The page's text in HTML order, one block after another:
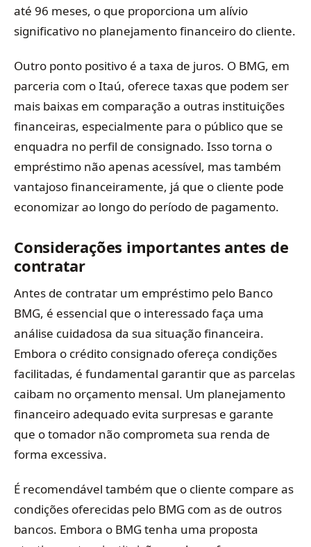
até 96 meses, o que proporciona um alívio
significativo no planejamento financeiro do cliente.
Outro ponto positivo é a taxa de juros. O BMG, em
parceria com o Itaú, oferece taxas que podem ser
mais baixas em comparação a outras instituições
financeiras, especialmente para o público que se
enquadra no perfil de consignado. Isso torna o
empréstimo não apenas acessível, mas também
vantajoso financeiramente, já que o cliente pode
economizar ao longo do período de pagamento.
Considerações importantes antes de
contratar
Antes de contratar um empréstimo pelo Banco
BMG, é essencial que o interessado faça uma
análise cuidadosa da sua situação financeira.
Embora o crédito consignado ofereça condições
facilitadas, é fundamental garantir que as parcelas
caibam no orçamento mensal. Um planejamento
financeiro adequado evita surpresas e garante
que o tomador não comprometa sua renda de
forma excessiva.
É recomendável também que o cliente compare as
condições oferecidas pelo BMG com as de outros
bancos. Embora o BMG tenha uma proposta